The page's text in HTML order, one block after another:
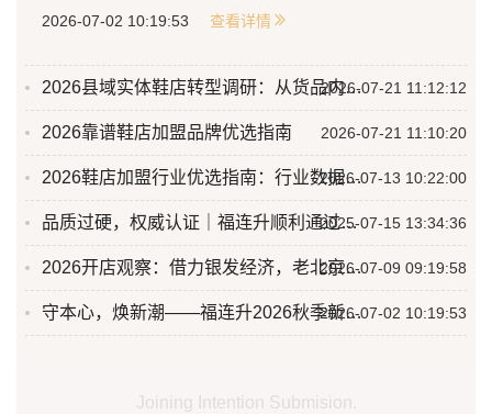
东、西北、河南、华南、新疆八大分公司同步开启。...
2026-07-02 10:19:53 查看详情
2026县域实体鞋店转型调研：从货品内卷到用户心智运营
2026-07-21 11:12:12
2026靠谱鞋店加盟品牌优选指南 2026-07-21 11:10:20
2026鞋店加盟行业优选指南：行业数据与优质品牌深度测评
2026-07-13 10:22:00
品质过硬，权威认证｜福连升顺利通过青岛市市场监管局专项抽查
2025-07-15 13:34:36
2026开店观察：借力银发经济，老北京布鞋成为鞋店合作榜热门品类
2026-07-09 09:19:58
守本心，焕新潮——福连升2026秋季新品订货会圆满举行
2026-07-02 10:19:53
Joining Intention Submision.